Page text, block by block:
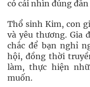
có cái nhìn đúng
Thổ sinh Kim, con
và yêu thương. Gia
chắc để bạn nghỉ
hội, đồng thời
làm, thực hiện
muốn.